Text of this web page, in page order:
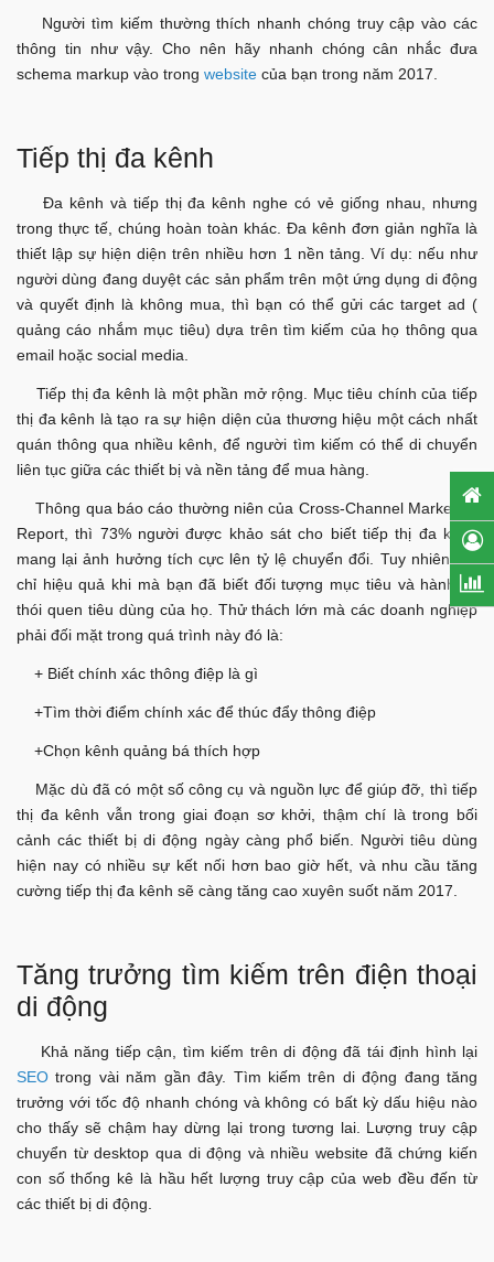
Người tìm kiếm thường thích nhanh chóng truy cập vào các
thông tin như vậy. Cho nên hãy nhanh chóng cân nhắc đưa
schema markup vào trong website của bạn trong năm 2017.
Tiếp thị đa kênh
Đa kênh và tiếp thị đa kênh nghe có vẻ giống nhau, nhưng
trong thực tế, chúng hoàn toàn khác. Đa kênh đơn giản nghĩa là
thiết lập sự hiện diện trên nhiều hơn 1 nền tảng. Ví dụ: nếu như
người dùng đang duyệt các sản phẩm trên một ứng dụng di động
và quyết định là không mua, thì bạn có thể gửi các target ad (
quảng cáo nhắm mục tiêu) dựa trên tìm kiếm của họ thông qua
email hoặc social media.
Tiếp thị đa kênh là một phần mở rộng. Mục tiêu chính của tiếp
thị đa kênh là tạo ra sự hiện diện của thương hiệu một cách nhất
quán thông qua nhiều kênh, để người tìm kiếm có thể di chuyển
liên tục giữa các thiết bị và nền tảng để mua hàng.
Thông qua báo cáo thường niên của Cross-Channel Marketing
Report, thì 73% người được khảo sát cho biết tiếp thị đa kênh
mang lại ảnh hưởng tích cực lên tỷ lệ chuyển đổi. Tuy nhiên, nó
chỉ hiệu quả khi mà bạn đã biết đối tượng mục tiêu và hành vi,
thói quen tiêu dùng của họ. Thử thách lớn mà các doanh nghiệp
phải đối mặt trong quá trình này đó là:
+ Biết chính xác thông điệp là gì
+Tìm thời điểm chính xác để thúc đẩy thông điệp
+Chọn kênh quảng bá thích hợp
Mặc dù đã có một số công cụ và nguồn lực để giúp đỡ, thì tiếp
thị đa kênh vẫn trong giai đoạn sơ khởi, thậm chí là trong bối
cảnh các thiết bị di động ngày càng phổ biến. Người tiêu dùng
hiện nay có nhiều sự kết nối hơn bao giờ hết, và nhu cầu tăng
cường tiếp thị đa kênh sẽ càng tăng cao xuyên suốt năm 2017.
Tăng trưởng tìm kiếm trên điện thoại
di động
Khả năng tiếp cận, tìm kiếm trên di động đã tái định hình lại
SEOtrong vài năm gần đây. Tìm kiếm trên di động đang tăng
trưởng với tốc độ nhanh chóng và không có bất kỳ dấu hiệu nào
cho thấy sẽ chậm hay dừng lại trong tương lai. Lượng truy cập
chuyển từ desktop qua di động và nhiều website đã chứng kiến
con số thống kê là hầu hết lượng truy cập của web đều đến từ
các thiết bị di động.